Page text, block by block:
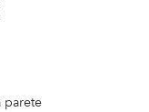
parete